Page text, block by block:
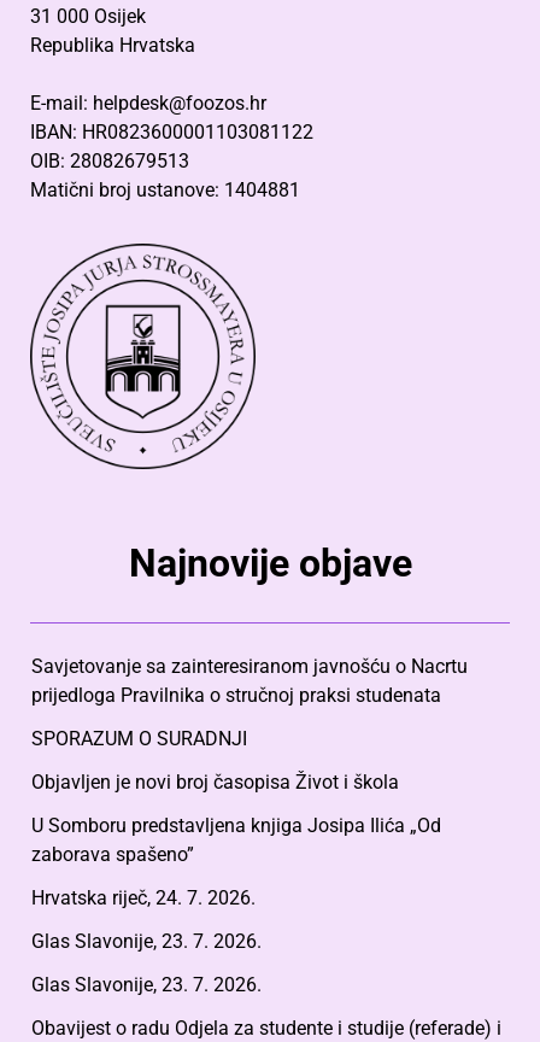
31 000 Osijek
Republika Hrvatska
E-mail: helpdesk@foozos.hr
IBAN: HR0823600001103081122
OIB: 28082679513
Matični broj ustanove: 1404881
Najnovije objave
Savjetovanje sa zainteresiranom javnošću o Nacrtu
prijedloga Pravilnika o stručnoj praksi studenata
SPORAZUM O SURADNJI
Objavljen je novi broj časopisa Život i škola
U Somboru predstavljena knjiga Josipa Ilića „Od
zaborava spašeno”
Hrvatska riječ, 24. 7. 2026.
Glas Slavonije, 23. 7. 2026.
Glas Slavonije, 23. 7. 2026.
Obavijest o radu Odjela za studente i studije (referade) i